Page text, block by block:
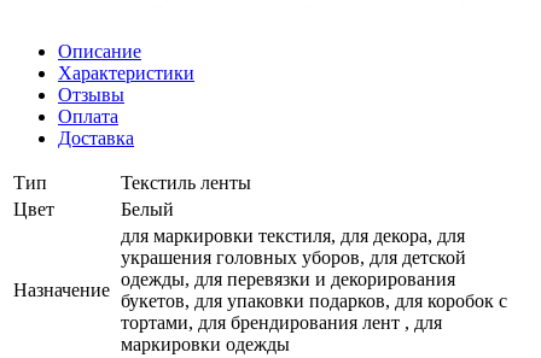
Описание
Характеристики
Отзывы
Оплата
Доставка
Тип
Текстиль ленты
Цвет
Белый
Назначение
для маркировки текстиля, для декора, для
украшения головных уборов, для детской
одежды, для перевязки и декорирования
букетов, для упаковки подарков, для коробок с
тортами, для брендирования лент , для
маркировки одежды